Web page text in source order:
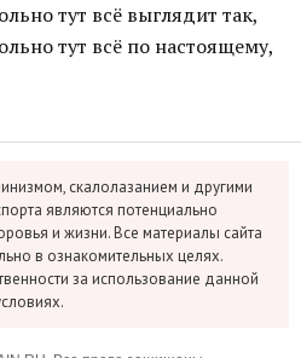
тут всё выглядит так,
тут всё по настоящему,
скалолазанием и другими
являются потенциально
и жизни. Все материалы сайта
в ознакомительных целях.
за использование данной